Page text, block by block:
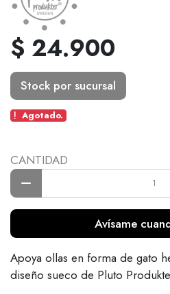
$ 24.900
Stock por sucursal
Agotado.
CANTIDAD
Avísame
Apoya ollas en forma de gato
diseño sueco de Pluto